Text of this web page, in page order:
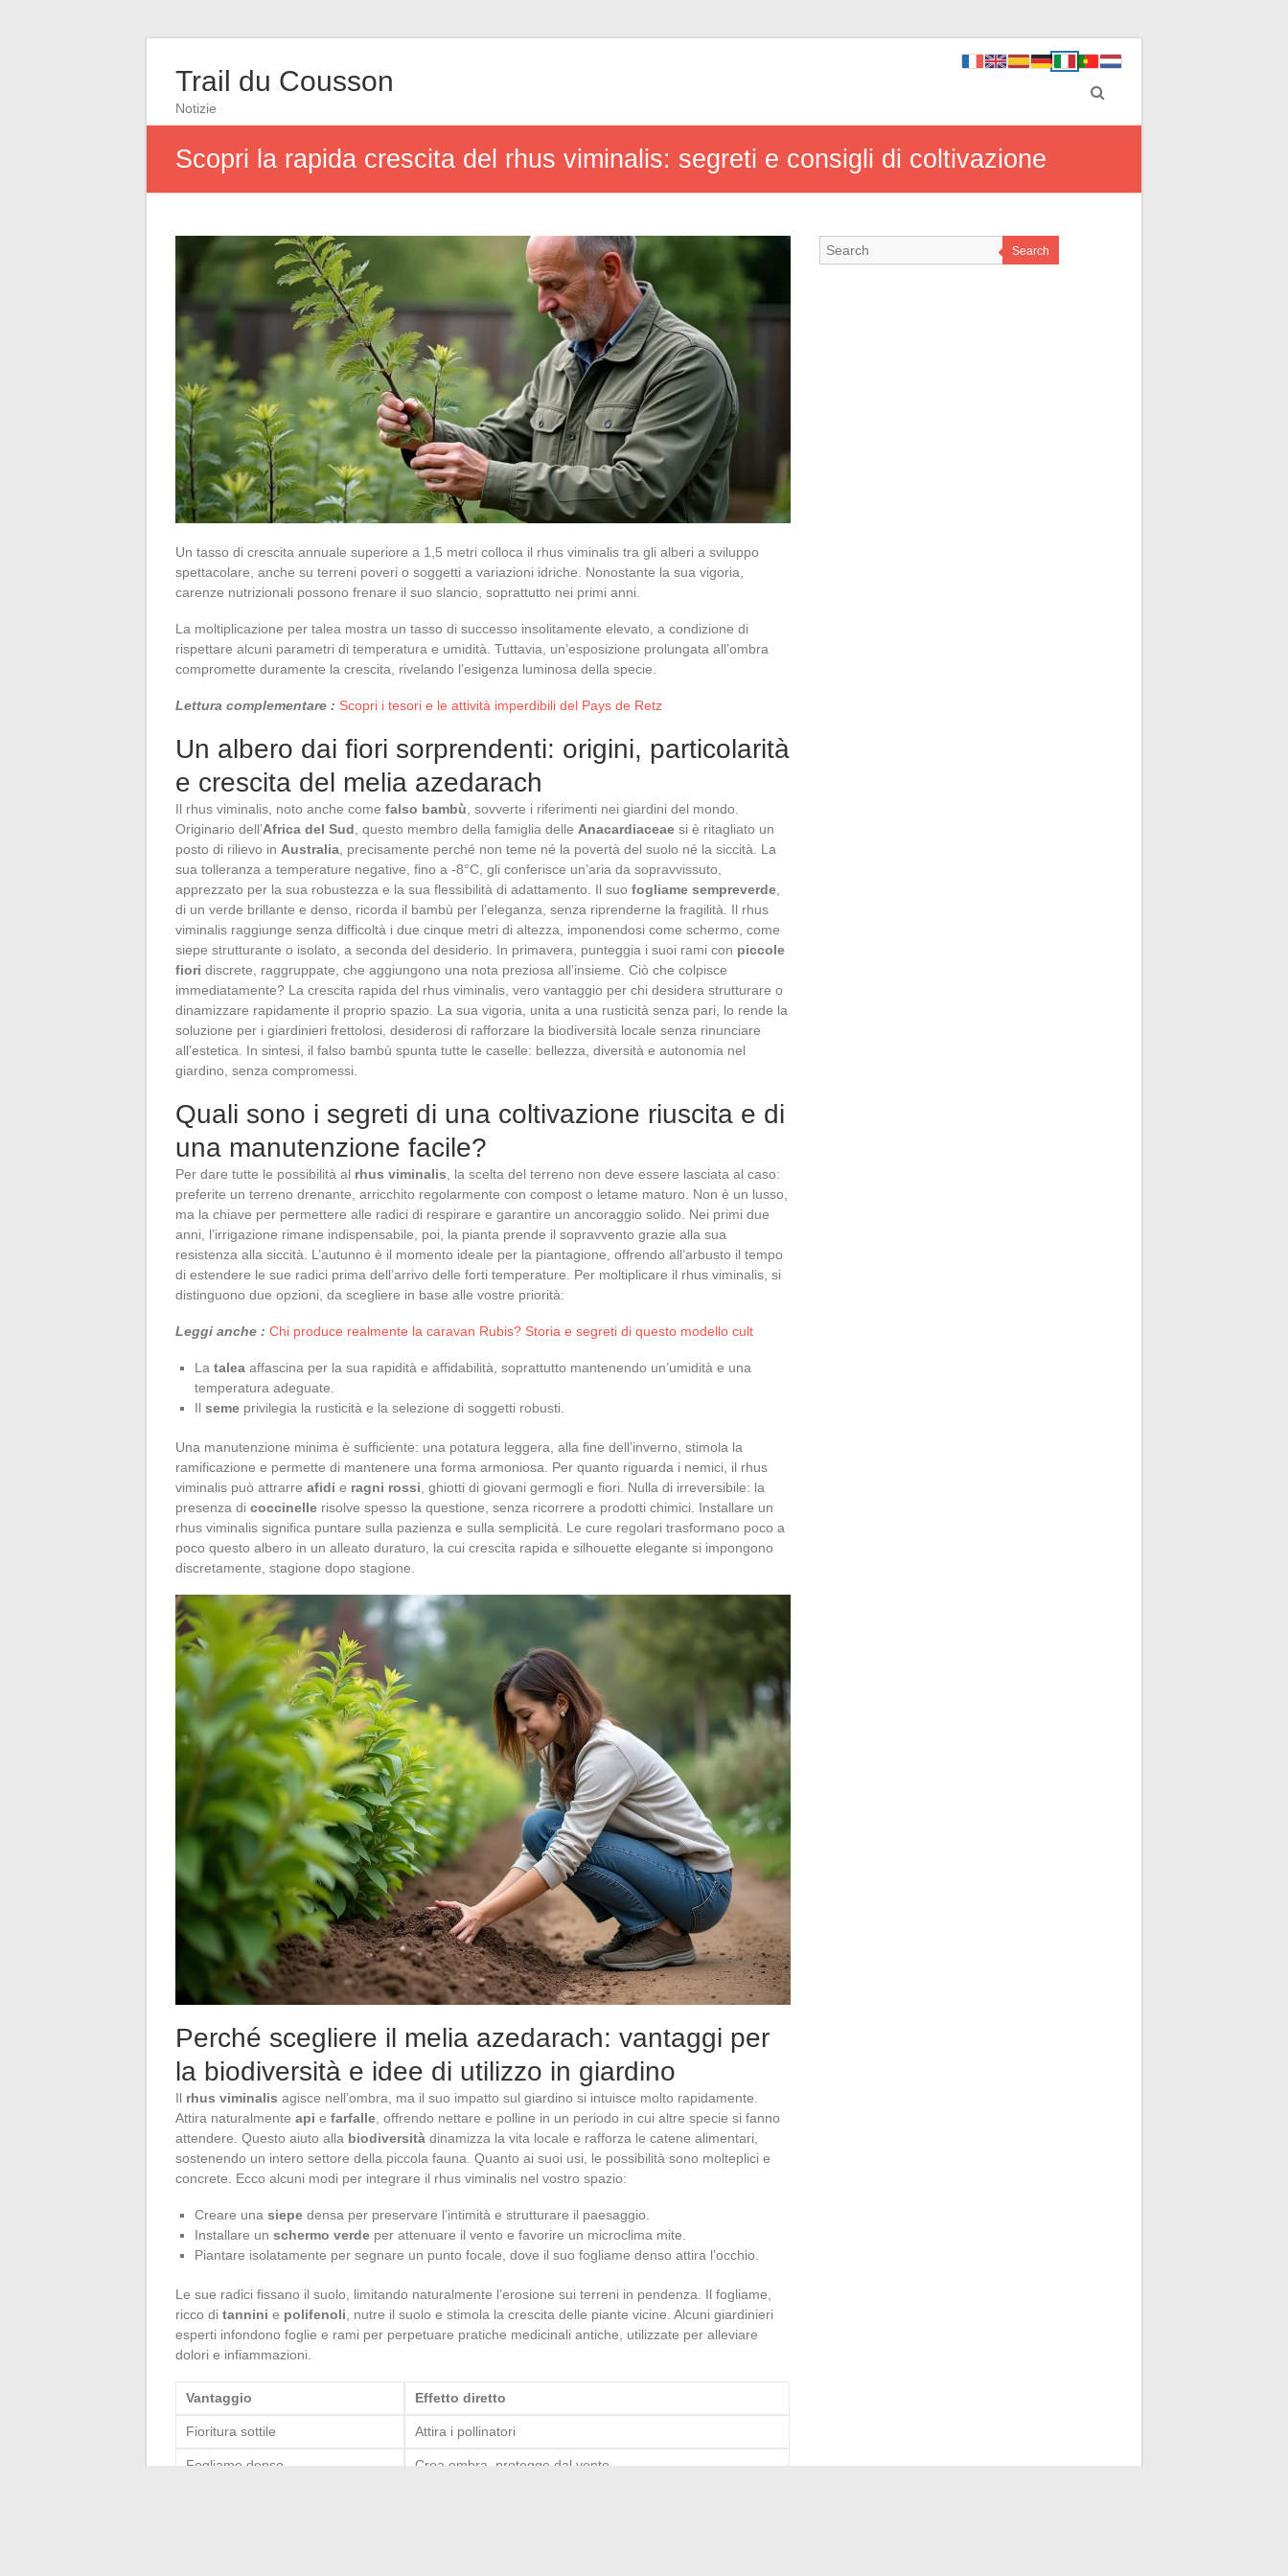
Trail du Cousson
Notizie
Scopri la rapida crescita del rhus viminalis: segreti e consigli di coltivazione
Un tasso di crescita annuale superiore a 1,5 metri colloca il rhus viminalis tra gli alberi a sviluppo
spettacolare, anche su terreni poveri o soggetti a variazioni idriche. Nonostante la sua vigoria,
carenze nutrizionali possono frenare il suo slancio, soprattutto nei primi anni.
La moltiplicazione per talea mostra un tasso di successo insolitamente elevato, a condizione di
rispettare alcuni parametri di temperatura e umidità. Tuttavia, un’esposizione prolungata all’ombra
compromette duramente la crescita, rivelando l’esigenza luminosa della specie.
Lettura complementare : Scopri i tesori e le attività imperdibili del Pays de Retz
Un albero dai fiori sorprendenti: origini, particolarità
e crescita del melia azedarach
Il rhus viminalis, noto anche come falso bambù , sovverte i riferimenti nei giardini del mondo.
Originario dell’Africa del Sud , questo membro della famiglia delle Anacardiaceae si è ritagliato un
posto di rilievo in Australia , precisamente perché non teme né la povertà del suolo né la siccità. La
sua tolleranza a temperature negative, fino a -8°C, gli conferisce un’aria da sopravvissuto,
apprezzato per la sua robustezza e la sua flessibilità di adattamento. Il suo fogliame sempreverde
di un verde brillante e denso, ricorda il bambù per l’eleganza, senza riprenderne la fragilità. Il rhus
viminalis raggiunge senza difficoltà i due cinque metri di altezza, imponendosi come schermo, come
siepe strutturante o isolato, a seconda del desiderio. In primavera, punteggia i suoi rami con piccole
fiori discrete, raggruppate, che aggiungono una nota preziosa all’insieme. Ciò che colpisce
immediatamente? La crescita rapida del rhus viminalis, vero vantaggio per chi desidera strutturare o
dinamizzare rapidamente il proprio spazio. La sua vigoria, unita a una rusticità senza pari, lo rende la
soluzione per i giardinieri frettolosi, desiderosi di rafforzare la biodiversità locale senza rinunciare
all’estetica. In sintesi, il falso bambù spunta tutte le caselle: bellezza, diversità e autonomia nel
giardino, senza compromessi.
Quali sono i segreti di una coltivazione riuscita e di
una manutenzione facile?
Per dare tutte le possibilità al rhus viminalis , la scelta del terreno non deve essere lasciata al caso:
preferite un terreno drenante, arricchito regolarmente con compost o letame maturo. Non è un lusso,
ma la chiave per permettere alle radici di respirare e garantire un ancoraggio solido. Nei primi due
anni, l’irrigazione rimane indispensabile, poi, la pianta prende il sopravvento grazie alla sua
resistenza alla siccità. L’autunno è il momento ideale per la piantagione, offrendo all’arbusto il tempo
di estendere le sue radici prima dell’arrivo delle forti temperature. Per moltiplicare il rhus viminalis, si
distinguono due opzioni, da scegliere in base alle vostre priorità:
Leggi anche : Chi produce realmente la caravan Rubis? Storia e segreti di questo modello cult
La talea affascina per la sua rapidità e affidabilità, soprattutto mantenendo un’umidità e una
temperatura adeguate.
Il seme privilegia la rusticità e la selezione di soggetti robusti.
Una manutenzione minima è sufficiente: una potatura leggera, alla fine dell’inverno, stimola la
ramificazione e permette di mantenere una forma armoniosa. Per quanto riguarda i nemici, il rhus
viminalis può attrarre afidi e ragni rossi , ghiotti di giovani germogli e fiori. Nulla di irreversibile: la
presenza di coccinelle risolve spesso la questione, senza ricorrere a prodotti chimici. Installare un
rhus viminalis significa puntare sulla pazienza e sulla semplicità. Le cure regolari trasformano poco a
poco questo albero in un alleato duraturo, la cui crescita rapida e silhouette elegante si impongono
discretamente, stagione dopo stagione.
Perché scegliere il melia azedarach: vantaggi per
la biodiversità e idee di utilizzo in giardino
Il rhus viminalis agisce nell’ombra, ma il suo impatto sul giardino si intuisce molto rapidamente.
Attira naturalmente api e farfalle , offrendo nettare e polline in un periodo in cui altre specie si fanno
attendere. Questo aiuto alla biodiversità dinamizza la vita locale e rafforza le catene alimentari,
sostenendo un intero settore della piccola fauna. Quanto ai suoi usi, le possibilità sono molteplici e
concrete. Ecco alcuni modi per integrare il rhus viminalis nel vostro spazio:
Creare una siepe densa per preservare l’intimità e strutturare il paesaggio.
Installare un schermo verde per attenuare il vento e favorire un microclima mite.
Piantare isolatamente per segnare un punto focale, dove il suo fogliame denso attira l’occhio.
Le sue radici fissano il suolo, limitando naturalmente l’erosione sui terreni in pendenza. Il fogliame,
ricco di tannini e polifenoli , nutre il suolo e stimola la crescita delle piante vicine. Alcuni giardinieri
esperti infondono foglie e rami per perpetuare pratiche medicinali antiche, utilizzate per alleviare
dolori e infiammazioni.
Vantaggio Effetto diretto
Fioritura sottile Attira i pollinatori
Fogliame denso Crea ombra, protegge dal vento
Search